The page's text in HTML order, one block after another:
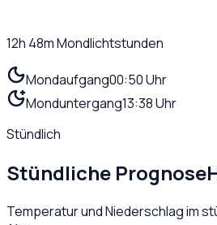
12h 48mMondlichtstunden
Mondaufgang00:50 Uhr
Monduntergang13:38 Uhr
Stündlich
Stündliche Prognose
Temperatur und Niederschlag im